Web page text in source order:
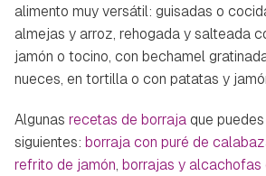
alimento muy versátil: guisadas o
almejas y arroz, rehogada y salteada
jamón o tocino, con bechamel
nueces, en tortilla o con patatas y
Algunas recetas de borrajaque
siguientes: borraja con puré de
refrito de jamón, borrajas y alcachofas